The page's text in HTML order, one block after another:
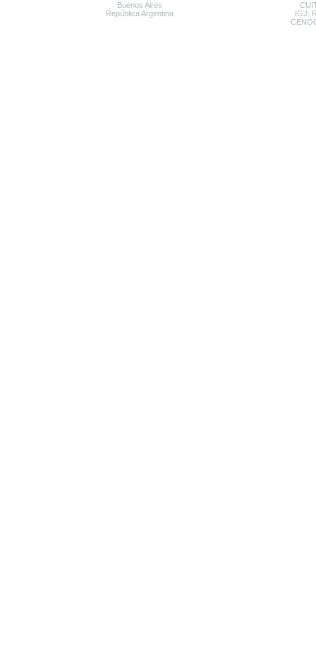
Buenos Aires
República Argentina
IGJ: